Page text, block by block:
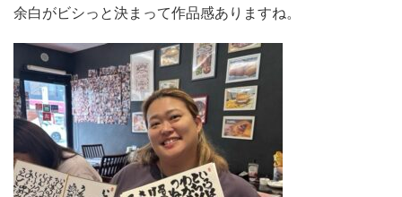
余白がビシっと決まって作品感ありますね。